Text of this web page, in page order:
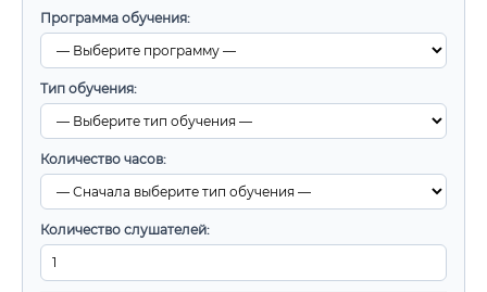
Программа обучения:
Тип обучения:
Количество часов:
Количество слушателей: